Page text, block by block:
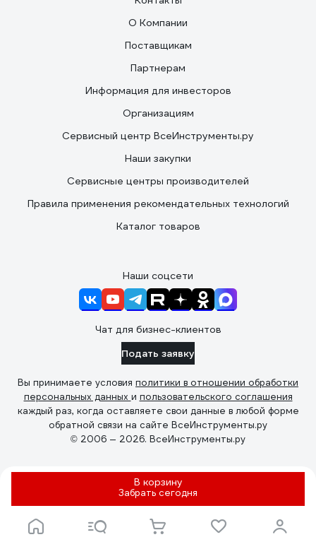
В корзину
Забрать сегодня
О Компании
Поставщикам
Партнерам
Информация для инвесторов
Организациям
Сервисный центр ВсеИнструменты.ру
Наши закупки
Сервисные центры производителей
Правила применения рекомендательных технологий
Каталог товаров
Наши соцсети
Чат для бизнес-клиентов
Подать заявку
Вы принимаете условия политики в отношении обработки
персональных данных и пользовательского соглашения
каждый раз, когда оставляете свои данные в любой форме
обратной связи на сайте ВсеИнструменты.ру
© 2006 — 2026. ВсеИнструменты.ру